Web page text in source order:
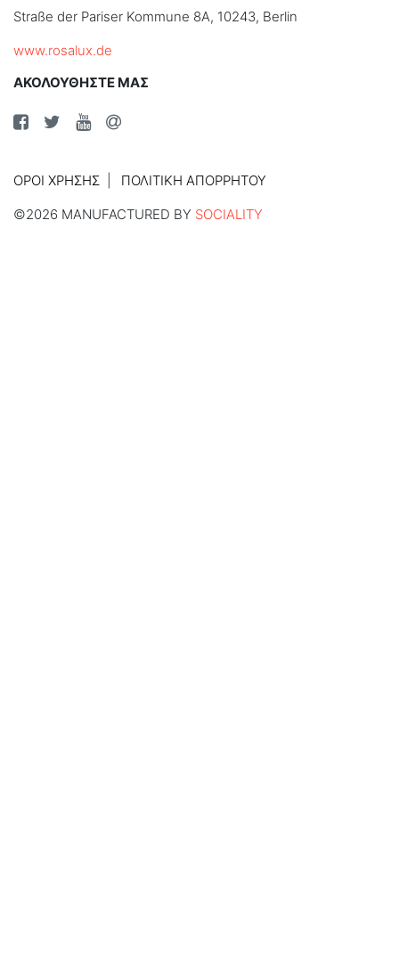
Straße der Pariser Kommune 8A, 10243, Berlin
www.rosalux.de
ΑΚΟΛΟΥΘΗΣΤΕ ΜΑΣ
ΌΡΟΙ ΧΡΉΣΗΣ
ΠΟΛΙΤΙΚΉ ΑΠΟΡΡΉΤΟΥ
©2026 MANUFACTURED BY SOCIALITY